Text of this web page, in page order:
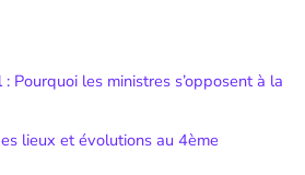
Pourquoi les ministres s’opposent à la
lieux et évolutions au 4ème